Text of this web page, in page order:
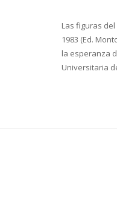
Las figuras
1983 (Ed.
la esperanza
Universitaria